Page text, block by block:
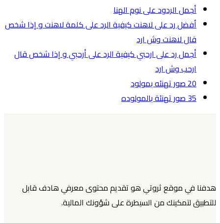
أجمل الردود على نوم الهنا
أفضل رد على لاهنت كيفية الرد على كلمة لاهنت و إذا شخص
قال لاهنت وش ارد
أجمل رد على ارحبي كيفية الرد على أرحبي و إذا شخص قال
ارحب وش ارد
20 صور تهنئه بمولود
35 صور تهنئة بالمولوده
هدفنا في موقع ثروتي هو تقديم محتوى معرفي هادف قابل
للتطبيق لتمكينك من السيطرة على شؤونك المالية.